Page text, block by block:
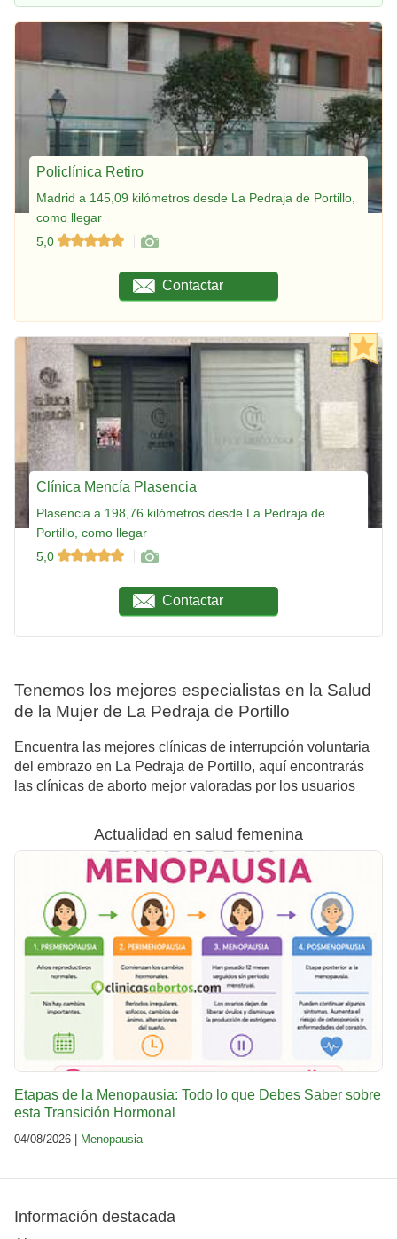
Policlínica Retiro
Madrid a 145,09 kilómetros desde La Pedraja de Portillo,
como llegar
5,0
Contactar
Clínica Mencía Plasencia
Plasencia a 198,76 kilómetros desde La Pedraja de
Portillo, como llegar
5,0
Contactar
Tenemos los mejores especialistas en la Salud
de la Mujer de La Pedraja de Portillo
Encuentra las mejores clínicas de interrupción voluntaria
del embrazo en La Pedraja de Portillo, aquí encontrarás
las clínicas de aborto mejor valoradas por los usuarios
Actualidad en salud femenina
Etapas de la Menopausia: Todo lo que Debes Saber sobre
esta Transición Hormonal
04/08/2026 | Menopausia
Información destacada